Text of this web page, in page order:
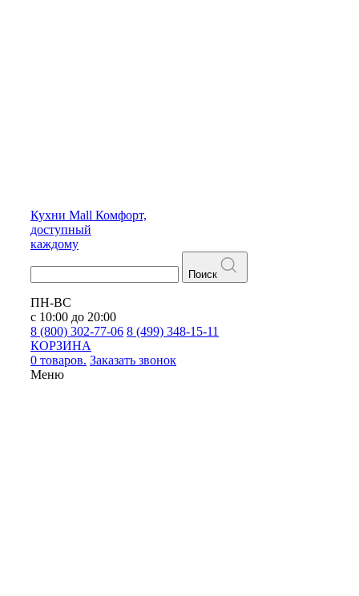
Кухни Mall Комфорт,
доступный
каждому
Поиск
ПН-ВС
с 10:00 до 20:00
8 (800) 302-77-06 8 (499) 348-15-11
КОРЗИНА
0 товаров. Заказать звонок
Меню